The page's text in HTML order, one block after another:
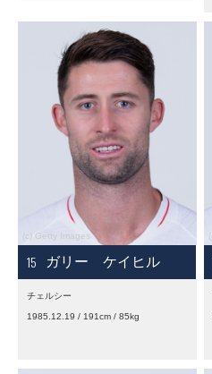
15 ガリー ケイヒル
チェルシー
1985.12.19 / 191cm / 85kg